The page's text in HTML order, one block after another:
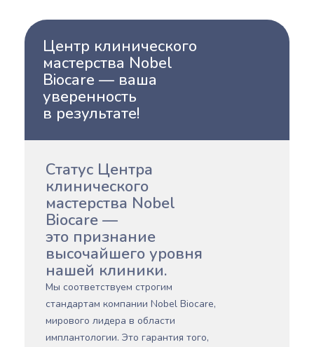
Центр клинического
мастерства Nobel
Biocare — ваша
уверенность
в результате!
Статус Центра
клинического
мастерства Nobel
Biocare —
это признание
высочайшего уровня
нашей клиники.
Мы соответствуем строгим
стандартам компании Nobel Biocare,
мирового лидера в области
имплантологии. Это гарантия того,